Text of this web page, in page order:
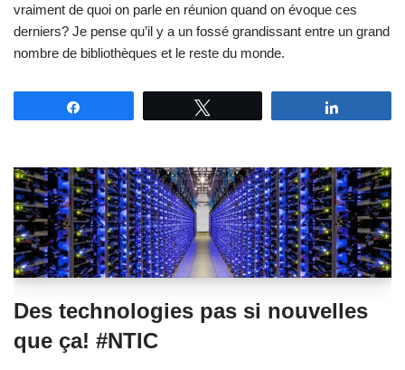
vraiment de quoi on parle en réunion quand on évoque ces
derniers? Je pense qu’il y a un fossé grandissant entre un grand
nombre de bibliothèques et le reste du monde.
Des technologies pas si nouvelles
que ça! #NTIC